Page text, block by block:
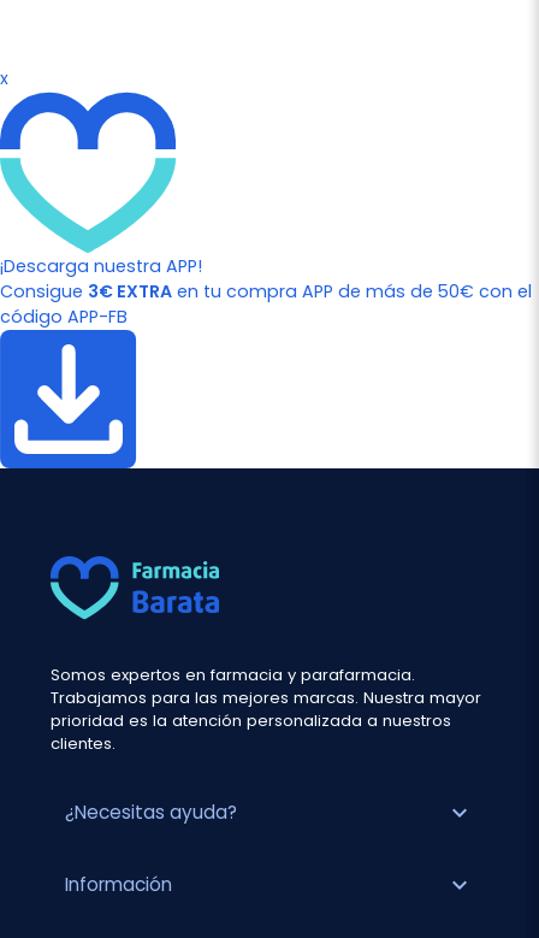
x
¡Descarga nuestra APP!
Consigue 3€ EXTRA en tu compra APP de más de 50€ con el
código APP-FB
Somos expertos en farmacia y parafarmacia.
Trabajamos para las mejores marcas. Nuestra mayor
prioridad es la atención personalizada a nuestros
clientes.
¿Necesitas ayuda? expand_more
Información expand_more